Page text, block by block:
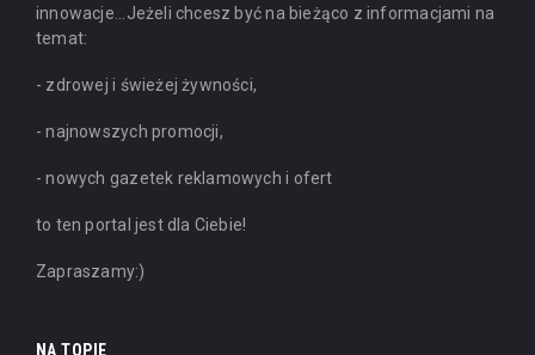
innowacje...Jeżeli chcesz być na bieżąco z informacjami na
temat:
- zdrowej i świeżej żywności,
- najnowszych promocji,
- nowych gazetek reklamowych i ofert
to ten portal jest dla Ciebie!
Zapraszamy:)
NA TOPIE